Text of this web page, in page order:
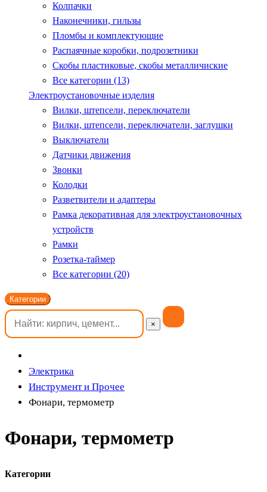
Колпачки
Наконечники, гильзы
Пломбы и комплектующие
Распаячные коробки, подрозетники
Скобы пластиковые, скобы металличиские
Все категории (13)
Электроустановочные изделия
Вилки, штепсели, переключатели
Вилки, штепсели, переключатели, заглушки
Выключатели
Датчики движения
Звонки
Колодки
Разветвители и адаптеры
Рамка декоративная для электроустановочных
устройств
Рамки
Розетка-таймер
Все категории (20)
Категории
×
Электрика
Инструмент и Прочее
Фонари, термометр
Фонари, термометр
Категории